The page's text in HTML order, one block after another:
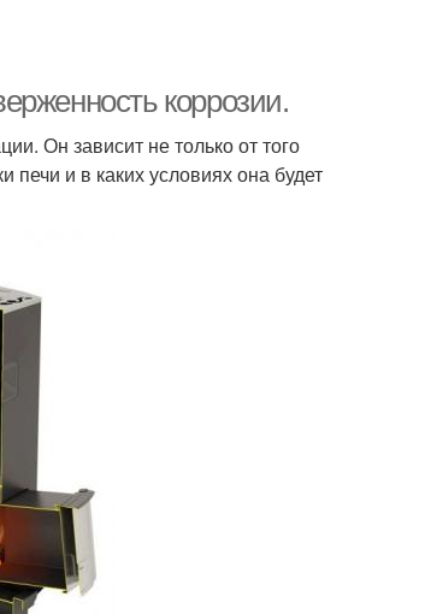
коррозии.
Он зависит не только от того
печи и в каких условиях она будет